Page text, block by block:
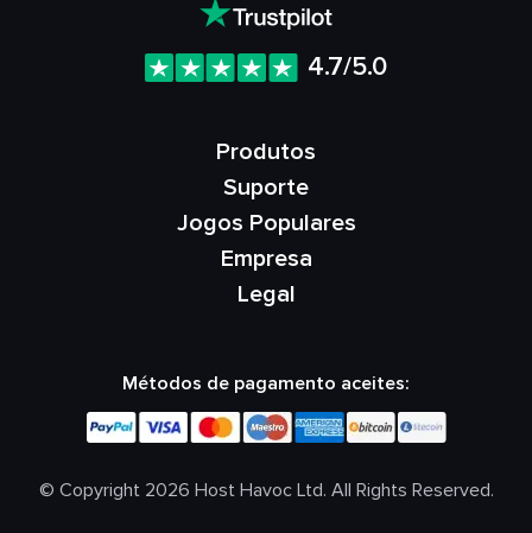
4.7/5.0
Produtos
Suporte
Jogos Populares
Empresa
Legal
Métodos de pagamento aceites:
© Copyright 2026 Host Havoc Ltd. All Rights Reserved.